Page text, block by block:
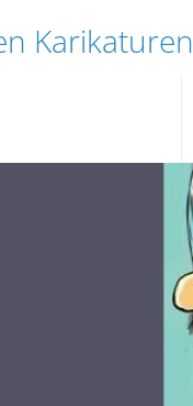
Karikaturen